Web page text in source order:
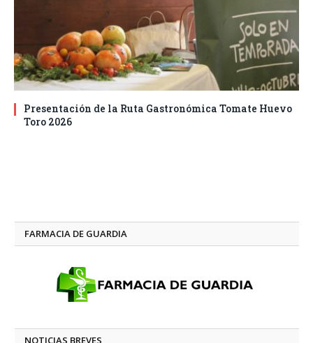
Presentación de la Ruta Gastronómica Tomate Huevo
Toro 2026
FARMACIA DE GUARDIA
NOTICIAS BREVES